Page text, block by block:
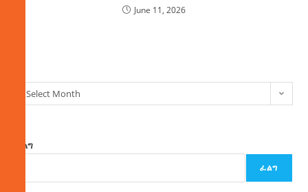
June 11, 2026
Select Month
ፈልግ
ፈልግ